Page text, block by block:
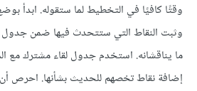
وقتًا كافيًا في التخطيط لما ستقوله. ابدأ
وثبت النقاط التي ستتحدث فيها ضمن جدول
ما يناقشانه. استخدم جدول لقاء مشترك مع
إضافة نقاط تخصهم للحديث بشأنها. احرص